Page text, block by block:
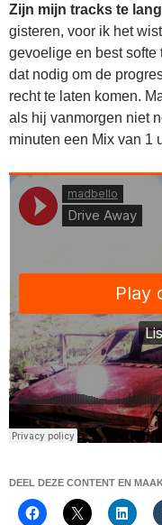
Zijn mijn tracks te
gisteren, voor ik het
gevoelige en best softe
dat nodig om de
recht te laten komen.
als hij vanmorgen niet
minuten een Mix van 1
DEEL DEZE CONTENT EN